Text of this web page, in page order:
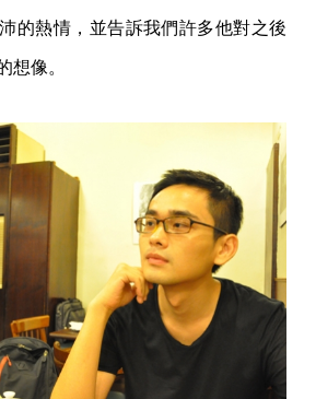
的熱情，並告訴我們許多他對之後
想像。